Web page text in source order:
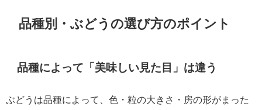
品種別・ぶどうの選び方のポイント
品種によって「美味しい見た目」は違う
ぶどうは品種によって、色・粒の大きさ・房の形がまった